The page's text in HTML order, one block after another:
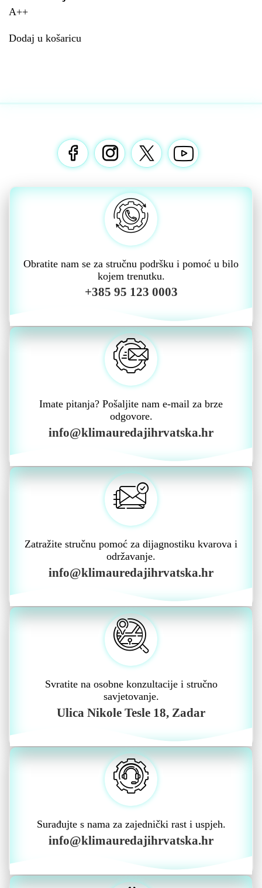
A++
Dodaj u košaricu
Obratite nam se za stručnu podršku i pomoć u bilo
kojem trenutku.
+385 95 123 0003
Imate pitanja? Pošaljite nam e-mail za brze
odgovore.
info@klimauredajihrvatska.hr
Zatražite stručnu pomoć za dijagnostiku kvarova i
održavanje.
info@klimauredajihrvatska.hr
Svratite na osobne konzultacije i stručno
savjetovanje.
Ulica Nikole Tesle 18, Zadar
Surađujte s nama za zajednički rast i uspjeh.
info@klimauredajihrvatska.hr